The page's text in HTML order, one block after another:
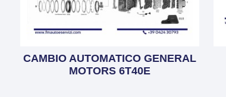
CAMBIO AUTOMATICO GENERAL
MOTORS 6T40E